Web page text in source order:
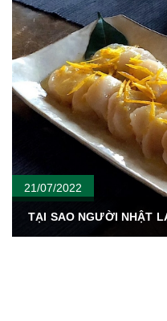
21/07/2022
TẠI SAO NGƯỜI NHẬT